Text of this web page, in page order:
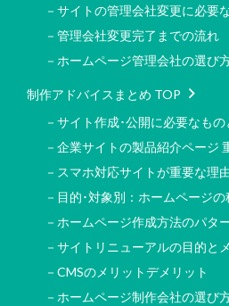
－サイトの管理会社変更に必要
－管理会社変更完了までの流れ
－ホームページ管理会社の選び
制作アドバイスまとめ TOP
－サイト作成･公開に必要なも
－企業サイトの製品紹介ページ
－スマホ対応サイトが重要な理
－目的･対象別：ホームページ
－ホームページ作成方法のパタ
－サイトリニューアルの目的と
－CMSのメリットデメリット
－ホームページ制作会社の選び